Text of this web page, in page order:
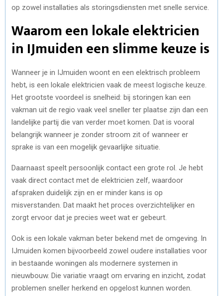
op zowel installaties als storingsdiensten met snelle service.
Waarom een lokale elektricien
in IJmuiden een slimme keuze is
Wanneer je in IJmuiden woont en een elektrisch probleem
hebt, is een lokale elektricien vaak de meest logische keuze.
Het grootste voordeel is snelheid: bij storingen kan een
vakman uit de regio vaak veel sneller ter plaatse zijn dan een
landelijke partij die van verder moet komen. Dat is vooral
belangrijk wanneer je zonder stroom zit of wanneer er
sprake is van een mogelijk gevaarlijke situatie.
Daarnaast speelt persoonlijk contact een grote rol. Je hebt
vaak direct contact met de elektricien zelf, waardoor
afspraken duidelijk zijn en er minder kans is op
misverstanden. Dat maakt het proces overzichtelijker en
zorgt ervoor dat je precies weet wat er gebeurt.
Ook is een lokale vakman beter bekend met de omgeving. In
IJmuiden komen bijvoorbeeld zowel oudere installaties voor
in bestaande woningen als modernere systemen in
nieuwbouw. Die variatie vraagt om ervaring en inzicht, zodat
problemen sneller herkend en opgelost kunnen worden.